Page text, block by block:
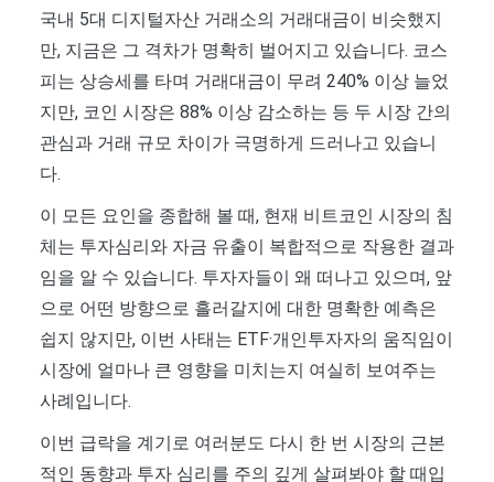
국내 5대 디지털자산 거래소의 거래대금이 비슷했지
만, 지금은 그 격차가 명확히 벌어지고 있습니다. 코스
피는 상승세를 타며 거래대금이 무려 240% 이상 늘었
지만, 코인 시장은 88% 이상 감소하는 등 두 시장 간의
관심과 거래 규모 차이가 극명하게 드러나고 있습니
다.
이 모든 요인을 종합해 볼 때, 현재 비트코인 시장의 침
체는 투자심리와 자금 유출이 복합적으로 작용한 결과
임을 알 수 있습니다. 투자자들이 왜 떠나고 있으며, 앞
으로 어떤 방향으로 흘러갈지에 대한 명확한 예측은
쉽지 않지만, 이번 사태는 ETF·개인투자자의 움직임이
시장에 얼마나 큰 영향을 미치는지 여실히 보여주는
사례입니다.
이번 급락을 계기로 여러분도 다시 한 번 시장의 근본
적인 동향과 투자 심리를 주의 깊게 살펴봐야 할 때입